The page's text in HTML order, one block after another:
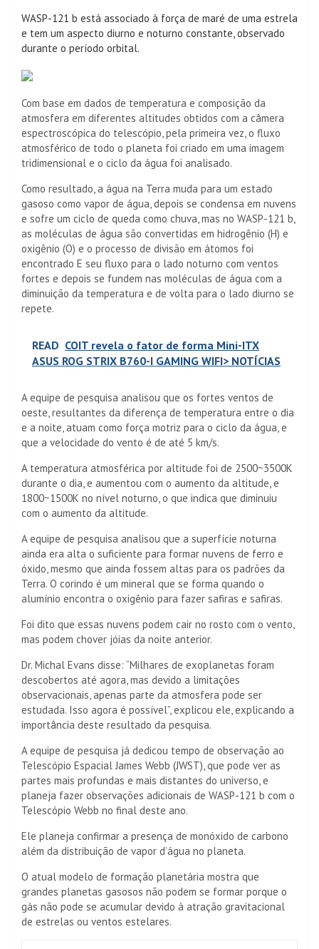
WASP-121 b está associado à força de maré de uma estrela
e tem um aspecto diurno e noturno constante, observado
durante o período orbital.
Com base em dados de temperatura e composição da
atmosfera em diferentes altitudes obtidos com a câmera
espectroscópica do telescópio, pela primeira vez, o fluxo
atmosférico de todo o planeta foi criado em uma imagem
tridimensional e o ciclo da água foi analisado.
Como resultado, a água na Terra muda para um estado
gasoso como vapor de água, depois se condensa em nuvens
e sofre um ciclo de queda como chuva, mas no WASP-121 b,
as moléculas de água são convertidas em hidrogênio (H) e
oxigênio (O) e o processo de divisão em átomos foi
encontrado E seu fluxo para o lado noturno com ventos
fortes e depois se fundem nas moléculas de água com a
diminuição da temperatura e de volta para o lado diurno se
repete.
READ COIT revela o fator de forma Mini-ITX
ASUS ROG STRIX B760-I GAMING WIFI> NOTÍCIAS
A equipe de pesquisa analisou que os fortes ventos de
oeste, resultantes da diferença de temperatura entre o dia
e a noite, atuam como força motriz para o ciclo da água, e
que a velocidade do vento é de até 5 km/s.
A temperatura atmosférica por altitude foi de 2500~3500K
durante o dia, e aumentou com o aumento da altitude, e
1800~1500K no nível noturno, o que indica que diminuiu
com o aumento da altitude.
A equipe de pesquisa analisou que a superfície noturna
ainda era alta o suficiente para formar nuvens de ferro e
óxido, mesmo que ainda fossem altas para os padrões da
Terra. O corindo é um mineral que se forma quando o
alumínio encontra o oxigênio para fazer safiras e safiras.
Foi dito que essas nuvens podem cair no rosto com o vento,
mas podem chover jóias da noite anterior.
Dr. Michal Evans disse: “Milhares de exoplanetas foram
descobertos até agora, mas devido a limitações
observacionais, apenas parte da atmosfera pode ser
estudada. Isso agora é possível”, explicou ele, explicando a
importância deste resultado da pesquisa.
A equipe de pesquisa já dedicou tempo de observação ao
Telescópio Espacial James Webb (JWST), que pode ver as
partes mais profundas e mais distantes do universo, e
planeja fazer observações adicionais de WASP-121 b com o
Telescópio Webb no final deste ano.
Ele planeja confirmar a presença de monóxido de carbono
além da distribuição de vapor d’água no planeta.
O atual modelo de formação planetária mostra que
grandes planetas gasosos não podem se formar porque o
gás não pode se acumular devido à atração gravitacional
de estrelas ou ventos estelares.